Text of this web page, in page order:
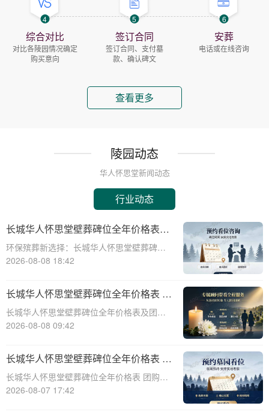
4
综合对比
对比各陵园情况确定
购买意向
5
签订合同
签订合同、支付墓
款、确认碑文
6
安葬
电话或在线咨询
查看更多
陵园动态
华人怀思堂新闻动态
行业动态
长城华人怀思堂壁葬碑位全年价格表及
团购专属折扣福利详解
环保殡葬新选择：长城华人怀思堂壁葬碑位
价格及团购福利全解析☎ 华人怀思堂电
日益细致，壁葬作为一种绿色、节地的殡葬
方式逐渐走进大众视野。长城华人怀思
2026-08-08 18:42
长城华人怀思堂壁葬碑位全年价格表 团
购享专属折扣福利详解
长城华人怀思堂壁葬碑位全年价格表及团购
专属折扣福利详解☎ 华人怀思堂电话:400-
变，越来越多的人开始选择壁葬作为一种环
保、节约土地的殡葬方式。长城华人怀
2026-08-08 09:42
长城华人怀思堂壁葬碑位全年价格表 团
购享专属折扣福利详解
长城华人怀思堂壁葬碑位全年价格表 团购享
专属折扣福利详解☎ 华人怀思堂电话:400-
2026-08-07 17:42